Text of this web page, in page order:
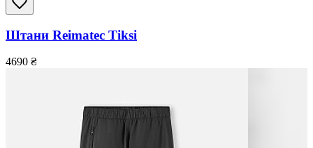
Штани Reimatec Tiksi
4690 ₴